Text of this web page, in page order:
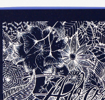
Hit enter to search or ESC to close